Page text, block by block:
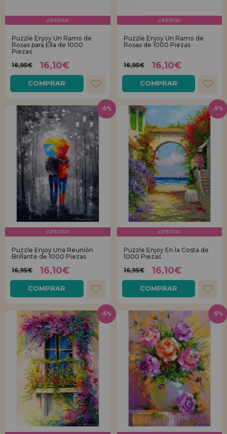
¡OFERTA!
Puzzle Enjoy Un Ramo de
Rosas para Ella de 1000
Piezas
16,95€
16,10€
COMPRAR
¡OFERTA!
Puzzle Enjoy Un Ramo de
Rosas de 1000 Piezas
16,95€ 16,10€
COMPRAR
¡OFERTA!
Puzzle Enjoy Una Reunión
Brillante de 1000 Piezas
16,95€
16,10€
COMPRAR
-5%
¡OFERTA!
Puzzle Enjoy En la Costa de
1000 Piezas
16,95€
16,10€
COMPRAR
-5%
-5% -5%